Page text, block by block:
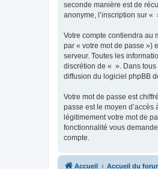
seconde manière est de
anonyme, l’inscription sur
Votre compte contiendra au
par « votre mot de passe »)
serveur. Toutes les
discrétion de « ». Dans
diffusion du logiciel phpBB
Votre mot de passe est
passe est le moyen
légitimement votre mot de
fonctionnalité vous
compte.
Accueil Accueil du